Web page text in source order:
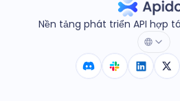
Nền tảng phát triển API hợp